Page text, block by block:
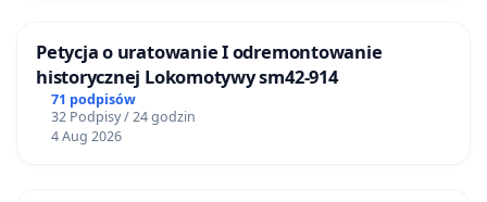
Petycja o uratowanie I odremontowanie
historycznej Lokomotywy sm42-914
71 podpisów
32 Podpisy / 24 godzin
4 Aug 2026